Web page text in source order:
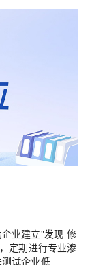
业建立"发现-修
定期进行专业渗
试企业低